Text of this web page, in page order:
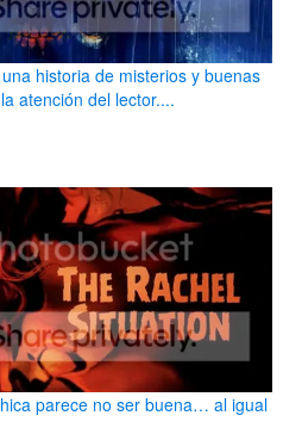
historia de misterios y buenas
atención del lector....
parece no ser buena… al igual